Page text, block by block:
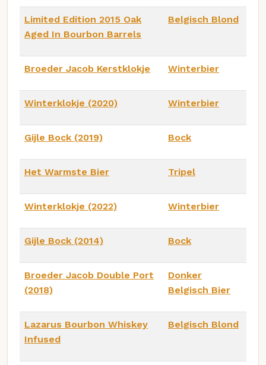
Limited Edition 2015 Oak
Aged In Bourbon Barrels
Belgisch Blond
Broeder Jacob Kerstklokje Winterbier
Winterklokje (2020) Winterbier
Gijle Bock (2019) Bock
Het Warmste Bier Tripel
Winterklokje (2022) Winterbier
Gijle Bock (2014) Bock
Broeder Jacob Double Port
(2018)
Donker
Belgisch Bier
Lazarus Bourbon Whiskey
Infused
Belgisch Blond